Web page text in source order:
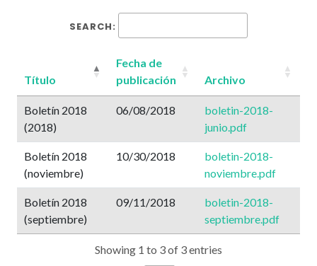
SEARCH:
Título
Fecha de
publicación
Archivo
Boletín 2018
(2018)
06/08/2018
boletin-2018-
junio.pdf
Boletín 2018
(noviembre)
10/30/2018
boletin-2018-
noviembre.pdf
Boletín 2018
(septiembre)
09/11/2018
boletin-2018-
septiembre.pdf
Showing 1 to 3 of 3 entries